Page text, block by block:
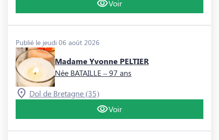
Voir
Publié le jeudi 06 août 2026
Madame Yvonne PELTIER
Née BATAILLE– 97 ans
Dol de Bretagne (35)
Voir